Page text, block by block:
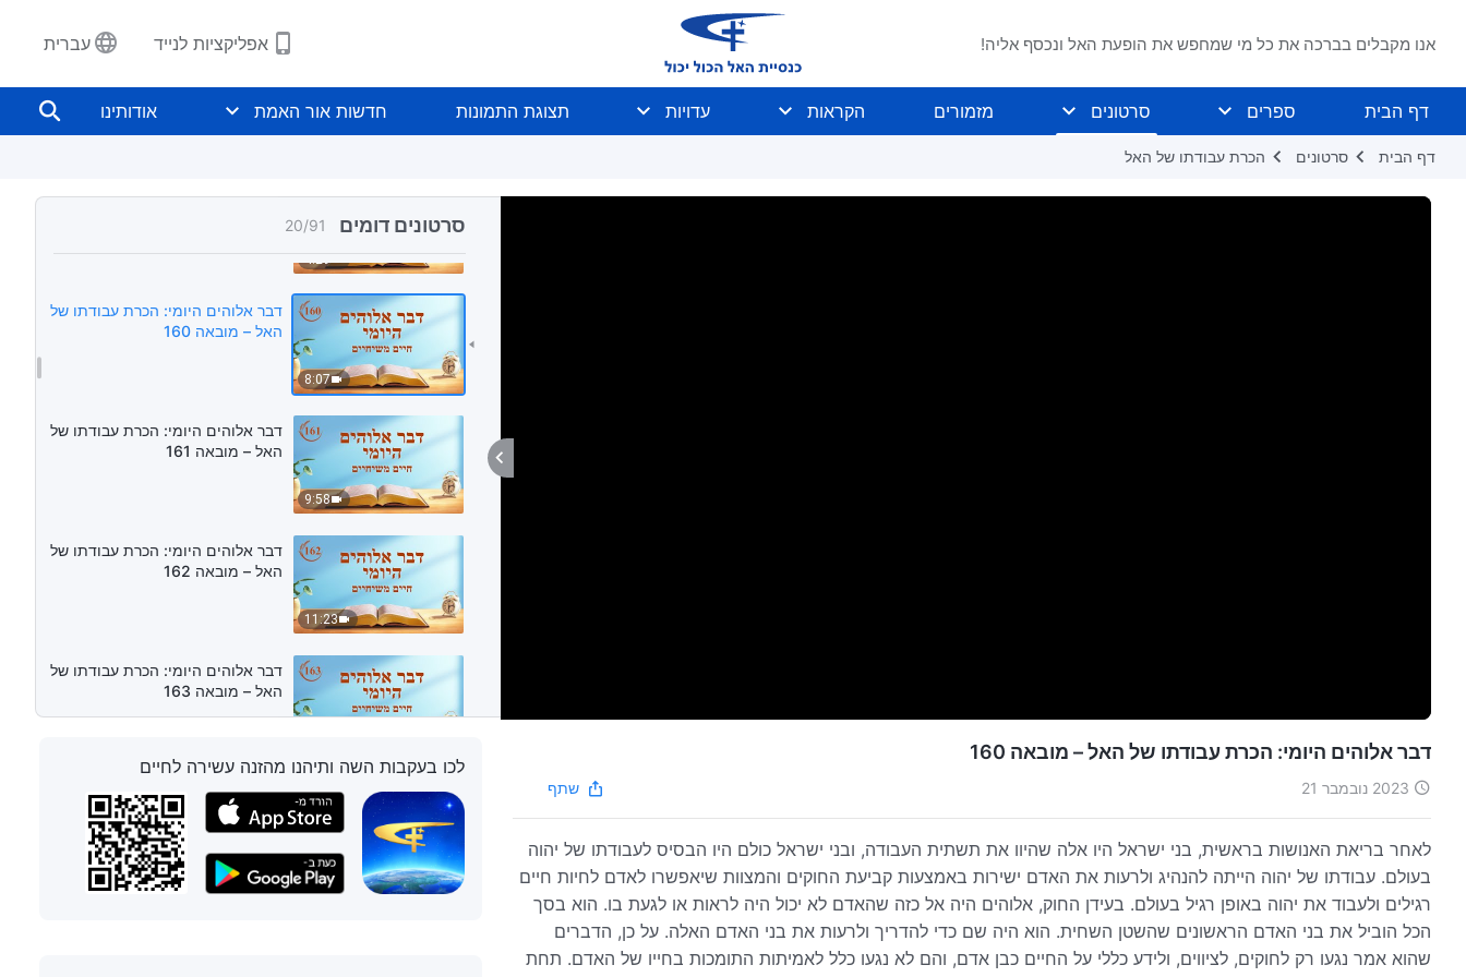
אנו מקבלים בברכה את כל מי שמחפש את הופעת האל ונכסף אליה! אפליקציות לנייד עברית
דף הבית ספרים סרטונים מזמורים הקראות עדויות תצוגת התמונות חדשות אור האמת אודותינו
דף הבית סרטונים הכרת עבודתו של האל
סרטונים דומים 20/91
6:51
האל – מובאה 158
4:29
8:07
דבר אלוהים היומי: הכרת עבודתו של
האל – מובאה 160
9:58
דבר אלוהים היומי: הכרת עבודתו של
האל – מובאה 161
11:23
דבר אלוהים היומי: הכרת עבודתו של
האל – מובאה 162
דבר אלוהים היומי: הכרת עבודתו של
האל – מובאה 163
2:54
דבר אלוהים היומי: הכרת עבודתו של
האל – מובאה 164
דבר אלוהים היומי: הכרת עבודתו של האל – מובאה 160
2023 נובמבר 21 שתף
לאחר בריאת האנושות בראשית, בני ישראל היו אלה שהיוו את תשתית העבודה, ובני ישראל כולם היו הבסיס לעבודתו של יהוה
בעולם. עבודתו של יהוה הייתה להנהיג ולרעות את האדם ישירות באמצעות קביעת החוקים והמצוות שיאפשרו לאדם לחיות חיים
רגילים ולעבוד את יהוה באופן רגיל בעולם. בעידן החוק, אלוהים היה אל כזה שהאדם לא יכול היה לראות או לגעת בו. הוא בסך
הכל הוביל את בני האדם הראשונים שהשטן השחית. הוא היה שם כדי להדריך ולרעות את בני האדם האלה. על כן, הדברים
שהוא אמר נגעו רק לחוקים, לציווים, ולידע כללי על החיים כבן אדם, והם לא נגעו כלל לאמיתות התומכות בחייו של האדם. תחת
לכו בעקבות השה ותיהנו מהזנה עשירה לחיים